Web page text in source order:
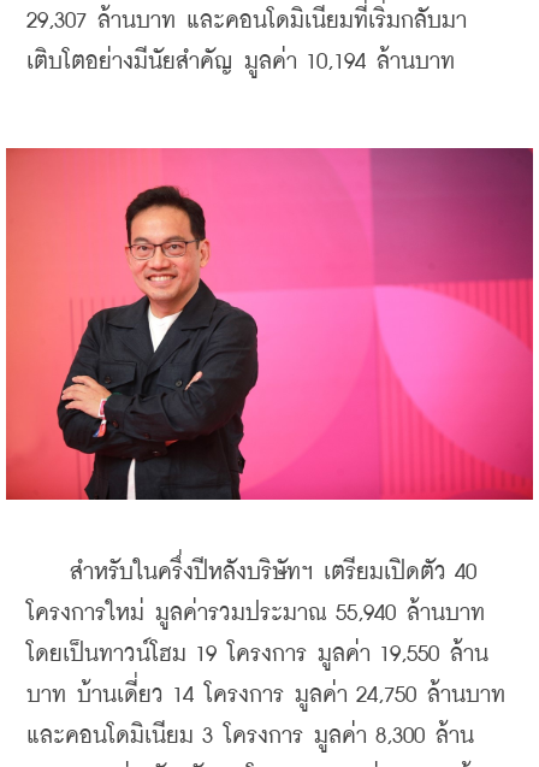
29,307 ล้านบาท และคอนโดมิเนียมที่เริ่มกลับมา
เติบโตอย่างมีนัยสำคัญ มูลค่า 10,194 ล้านบาท
สำหรับในครึ่งปีหลังบริษัทฯ เตรียมเปิดตัว 40
โครงการใหม่ มูลค่ารวมประมาณ 55,940 ล้านบาท
โดยเป็นทาวน์โฮม 19 โครงการ มูลค่า 19,550 ล้าน
บาท บ้านเดี่ยว 14 โครงการ มูลค่า 24,750 ล้านบาท
และคอนโดมิเนียม 3 โครงการ มูลค่า 8,300 ล้าน